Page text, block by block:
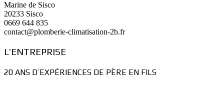
Marine de Sisco
20233 Sisco
0669 644 835
contact@plomberie-climatisation-2b.fr
L’ENTREPRISE
20 ANS D’EXPÉRIENCES DE PÈRE EN FILS